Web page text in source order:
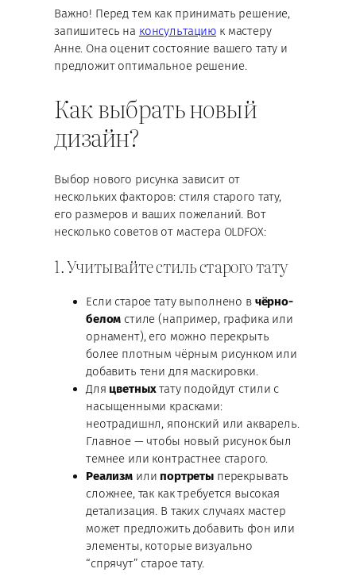
Важно! Перед тем как принимать решение,
запишитесь на консультацию к мастеру
Анне. Она оценит состояние вашего тату и
предложит оптимальное решение.
Как выбрать новый
дизайн?
Выбор нового рисунка зависит от
нескольких факторов: стиля старого тату,
его размеров и ваших пожеланий. Вот
несколько советов от мастера OLDFOX:
1. Учитывайте стиль старого тату
Если старое тату выполнено в чёрно-
белом стиле (например, графика или
орнамент), его можно перекрыть
более плотным чёрным рисунком или
добавить тени для маскировки.
Для цветныхтату подойдут стили с
насыщенными красками:
неотрадишнл, японский или акварель.
Главное — чтобы новый рисунок был
темнее или контрастнее старого.
Реализмили портреты перекрывать
сложнее, так как требуется высокая
детализация. В таких случаях мастер
может предложить добавить фон или
элементы, которые визуально
“спрячут” старое тату.